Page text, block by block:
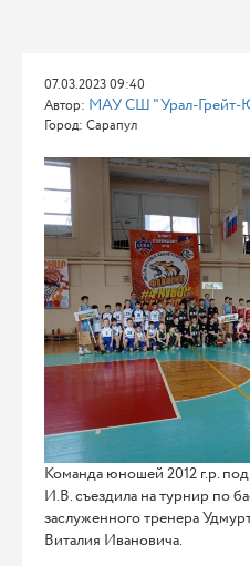
07.03.2023 09:40
Автор: МАУ СШ "Урал-Грейт-
Город: Сарапул
Команда юношей 2012 г.р.
И.В. съездила на турнир по
заслуженного тренера
Виталия Ивановича.